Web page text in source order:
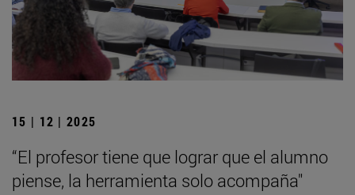
15 | 12 | 2025
“El profesor tiene que lograr que el alumno
piense, la herramienta solo acompaña"